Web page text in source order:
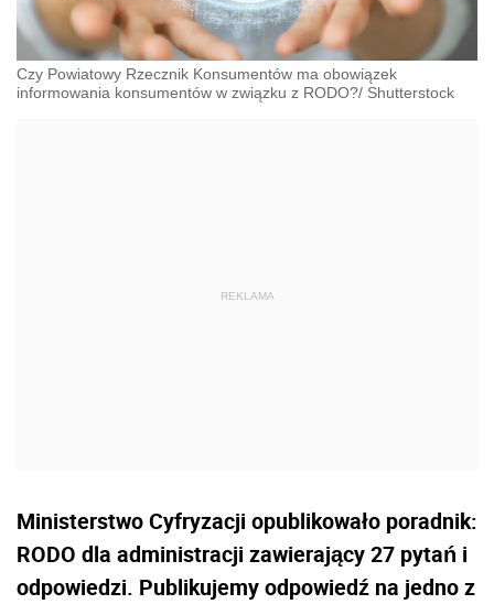
Czy Powiatowy Rzecznik Konsumentów ma obowiązek
informowania konsumentów w związku z RODO?/ Shutterstock
Ministerstwo Cyfryzacji opublikowało poradnik:
RODO dla administracji zawierający 27 pytań i
odpowiedzi. Publikujemy odpowiedź na jedno z